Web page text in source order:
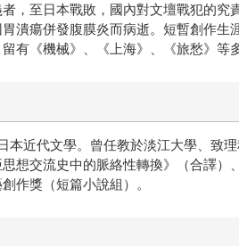
，至日本戰敗，國內對文壇戰犯的究
潰瘍併發腹膜炎而病逝。短暫創作生
有《機械》、《上海》、《旅愁》等
近代文學。曾任教於淡江大學、致
想交流史中的脈絡性轉換》（合譯）
作獎（短篇小說組）。